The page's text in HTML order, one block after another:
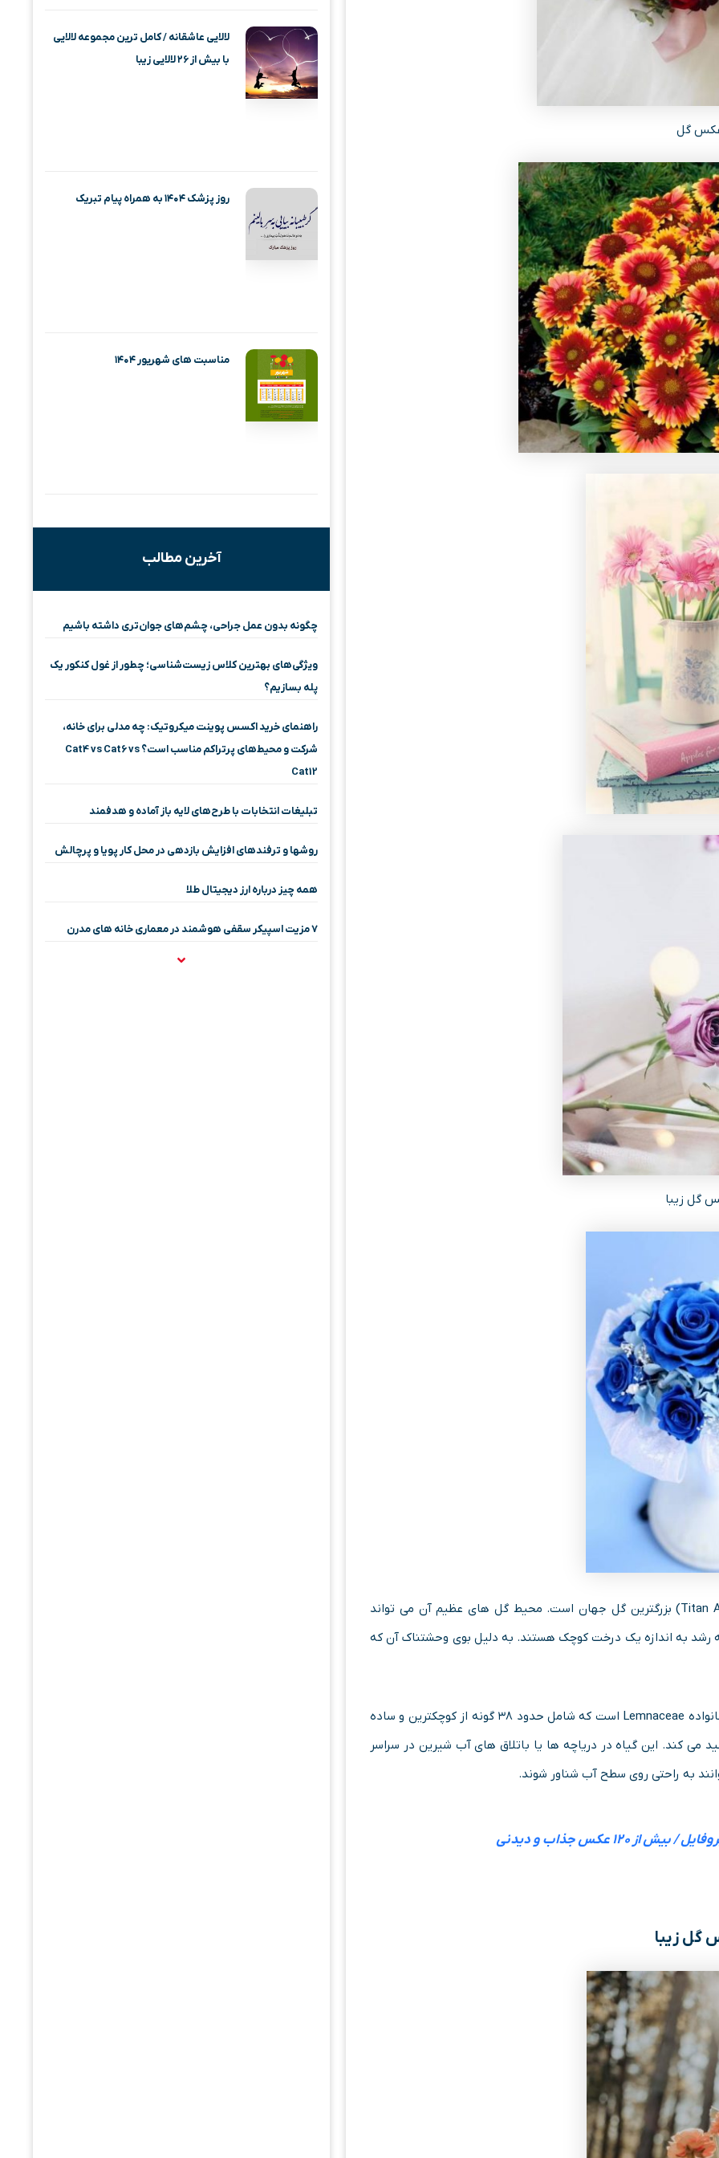
گل
گل زیبا
اطلاعات خواندنی درباره گل تیتان آروم: گل تیتان آروم (Titan Arum) بزرگترین گل جهان است. محیط گل های عظیم آن می تواند
رشد به اندازه یک درخت کوچک هستند. به دلیل بوی وحشتناک آن که
اطلاعات خواندنی درباره ولفیا: ولفیا (Wolffia) یک نوع خزه از خانواده Lemnaceae است که شامل حدود ۳۸ گونه از کوچکترین و ساده
می کند. این گیاه در دریاچه ها یا باتلاق های آب شیرین در سراسر
به راحتی روی سطح آب شناور شوند.
۱۲۰ عکس جذاب و دیدنی
گل زیبا
لالایی عاشقانه / کامل ترین مجموعه لالایی
با بیش از ۲۶ لالایی زیبا
روز پزشک ۱۴۰۴ به همراه پیام تبریک
مناسبت های شهریور ۱۴۰۴
آخرین مطالب
چگونه بدون عمل جراحی، چشم‌های جوان‌تری داشته باشیم
ویژگی‌های بهترین کلاس زیست‌شناسی؛ چطور از غول کنکور یک
پله بسازیم؟
راهنمای خرید اکسس پوینت میکروتیک: چه مدلی برای خانه،
شرکت و محیط‌های پرتراکم مناسب است؟ Cat4 vs Cat6 vs
Cat12
تبلیغات انتخابات با طرح‌های لایه باز آماده و هدفمند
روشها و ترفندهای افزایش بازدهی در محل کار پویا و پرچالش
همه چیز درباره ارز دیجیتال طلا
۷ مزیت اسپیکر سقفی هوشمند در معماری خانه‌ های مدرن